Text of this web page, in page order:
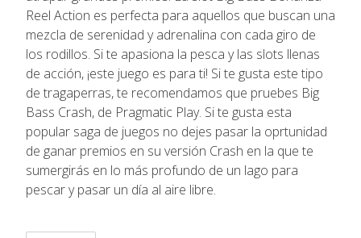
Reel Action es perfecta para aquellos que buscan una
mezcla de serenidad y adrenalina con cada giro de
los rodillos. Si te apasiona la pesca y las slots llenas
de acción, ¡este juego es para ti! Si te gusta este tipo
de tragaperras, te recomendamos que pruebes Big
Bass Crash, de Pragmatic Play. Si te gusta esta
popular saga de juegos no dejes pasar la oprtunidad
de ganar premios en su versión Crash en la que te
sumergirás en lo más profundo de un lago para
pescar y pasar un día al aire libre.